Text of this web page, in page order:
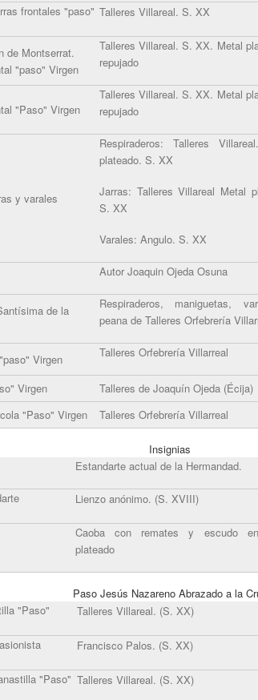
frontales "paso" Talleres Villareal. S. XX
de Montserrat.
"paso" Virgen
Talleres Villareal. S. XX. Metal
repujado
"Paso" Virgen
Talleres Villareal. S. XX. Metal
repujado
y varales
Respiraderos: Talleres
plateado. S. XX
Jarras: Talleres Villareal Metal
S. XX
Varales: Angulo. S. XX
Autor Joaquin Ojeda Osuna
de la
Respiraderos, maniguetas,
peana de Talleres Orfebrería
Virgen Talleres Orfebrería Villarreal
Virgen
Talleres de Joaquín Ojeda (Écija)
"Paso" Virgen
Talleres Orfebrería Villarreal
Insignias
Estandarte actual de la Hermandad.
Lienzo anónimo. (S. XVIII)
Caoba con remates y escudo
plateado
Paso Jesús Nazareno Abrazado a la
"Paso"
Talleres Villareal. (S. XX)
Francisco Palos. (S. XX)
"Paso" Talleres Villareal. (S. XX)